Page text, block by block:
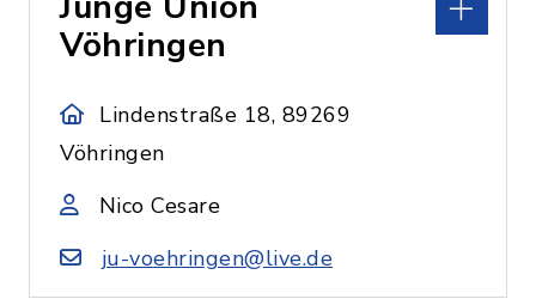
Vöhringen
Lindenstraße 18, 89269
Vöhringen
Nico Cesare
ju-voehringen@live.de